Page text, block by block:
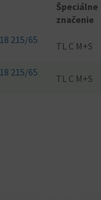
Špeciálne
značenie
215/65
TL C M+S
215/65
TL C M+S